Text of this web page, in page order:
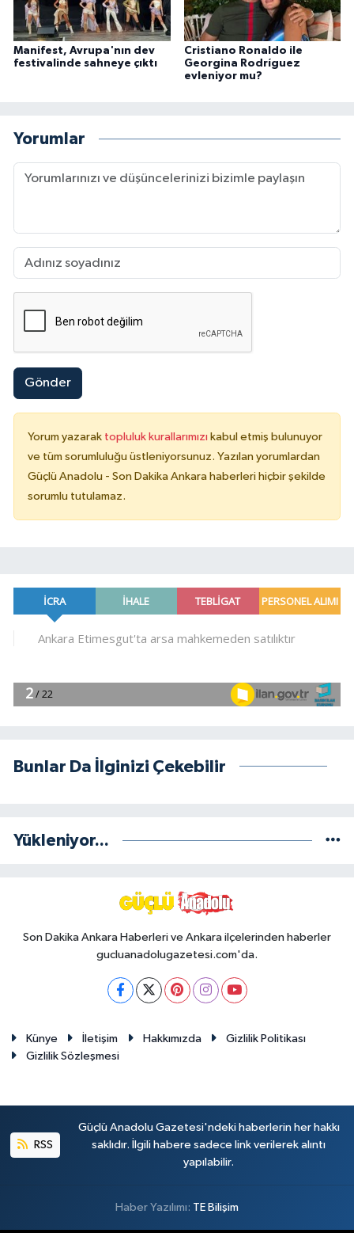
Manifest, Avrupa'nın dev
festivalinde sahneye çıktı
Cristiano Ronaldo ile
Georgina Rodríguez
evleniyor mu?
Yorumlar
Gönder
Yorum yazarak topluluk kurallarımızı kabul etmiş bulunuyor
ve tüm sorumluluğu üstleniyorsunuz. Yazılan yorumlardan
Güçlü Anadolu - Son Dakika Ankara haberleri hiçbir şekilde
sorumlu tutulamaz.
Bunlar Da İlginizi Çekebilir
Yükleniyor...
Son Dakika Ankara Haberleri ve Ankara ilçelerinden haberler
gucluanadolugazetesi.com'da.
Künye İletişim Hakkımızda
Gizlilik Politikası
Gizlilik Sözleşmesi
RSS
Güçlü Anadolu Gazetesi'ndeki haberlerin her hakkı
saklıdır. İlgili habere sadece link verilerek alıntı
yapılabilir.
Haber Yazılımı: TE Bilişim